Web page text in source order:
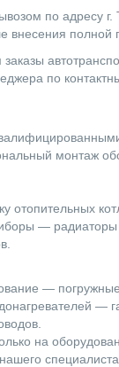
по адресу г.
внесения полной
по
монтаж
отопительных
—
—
—
на